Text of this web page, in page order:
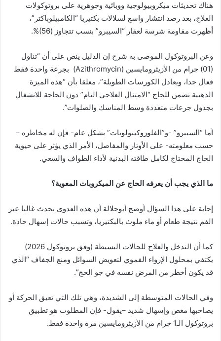
هناك تحديثات ميكروبيولوجية ووبائية وجوهرية على بروتوكولات
العلاج، بعد رصد انتشار واسع لسلالات بكتيريا “الكامبيلوباكتر”،
أظهرت مقاومة شرسة لعقار “السيبرو” بنسب تتجاوز (56)%.
وعن البروتوكول الموصى به شرح إن الدليل ينص على أن “تناول
(01) جرام من الأزيثرومايسين (Azithromycin) بجرعة واحدة فقط
فعال جدا، ويعادل الكورسات الطويلة”، معلقا بأن “هذه الميزة
الذهبية تضمن للحاج “الامتثال العلاجي التام” دون الحاجة للانشغال
بجدول جرعات متعددة وسط المناسك والصلوات”.
أما “السيبرو” -و”الفلوروكينولونات” بشكل عام- فإن له مخاطره –
حسب معلومته- على الأوتار والمفاصل، الأمر الذي يؤثر على حيوية
الحاج المحتاج لكامل طاقته البدنية لأداء الطواف والسعي.
ما الذي يجب أن يعرفه الحاج عن الميكروبات المعوية؟
إجابة على هذا السؤال أوضح أبوجلالة أن هذه العدوى تحدث غالبا عبر
الفم نتيجة طعام أو ماء ملوث بالبكتيريا، وتسبب حالات إسهال حادة.
كما أن التدخل والعلاج للحالات البسيطة (وفق بروتوكول 2026)
يكتفي بمحلول الإرواء الفموي لتعويض السوائل ومنع الجفاف “الذي
قد يكون أخطر من المرض نفسه في جو الحج”.
وفي الحالات المتوسطة إلى الشديدة، وهي تلك التي تعيق الحركة أو
يصاحبها مغص وإسهال شديد –يقول- فإن المطلوب هو تطبيق
بروتوكول الـ1 جرام من الأزيثرومايسين مرة واحدة فقط.